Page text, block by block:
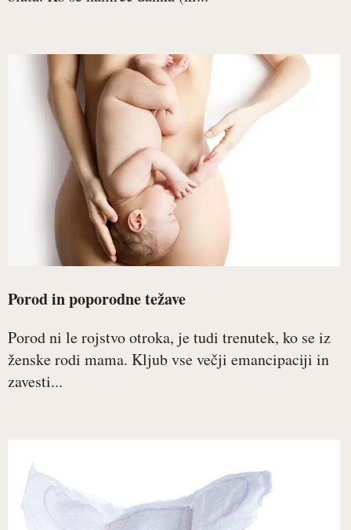
Porod in poporodne težave
Porod ni le rojstvo otroka, je tudi trenutek, ko se iz
ženske rodi mama. Kljub vse večji emancipaciji in
zavesti...